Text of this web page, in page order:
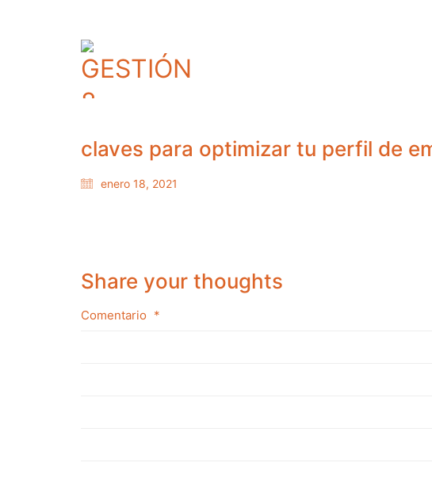
claves para optimizar tu perfil de
enero 18, 2021
Share your thoughts
Comentario *